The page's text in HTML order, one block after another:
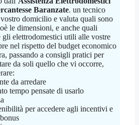
Baranzate. un tecnico
domicilio e valuta quali sono
le dimensioni, e anche quali
gli elettrodomestici utili alle vostre
nel rispetto del budget economico
passando a consigli pratici per
da soli quello che vi occorre,
da arredare
tempo pensate di usarlo
per accedere agli incentivi e